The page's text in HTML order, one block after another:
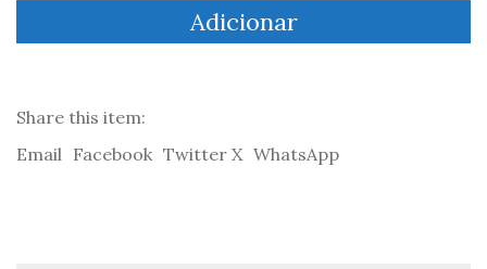
de
José
Esteves
Adicionar
Share this item:
Email Facebook Twitter X WhatsApp